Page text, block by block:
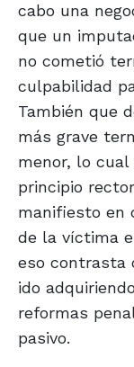
cabo una
que un
no cometió
culpabilidad
También que
más grave
menor, lo
principio
manifiesto en
de la víctima
eso contrasta
ido
reformas
pasivo.